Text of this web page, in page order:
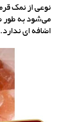
نوعی از نمک
می‌شود به طور
اضافه ای ندارد.